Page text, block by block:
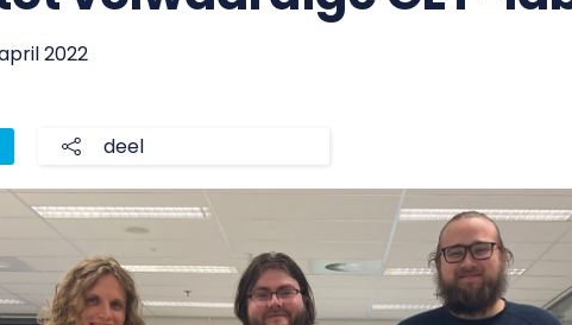
2022
deel